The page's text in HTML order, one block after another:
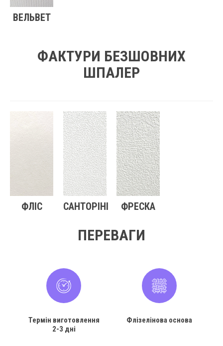
ВЕЛЬВЕТ
ФАКТУРИ БЕЗШОВНИХ
ШПАЛЕР
ФЛІС САНТОРІНІ ФРЕСКА
ПЕРЕВАГИ
Термін виготовлення
2-3 дні
Флізелінова основа